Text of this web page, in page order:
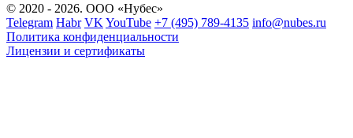
© 2020 - 2026. ООО «Нубес»
Telegram Habr VK YouTube +7 (495) 789-4135 info@nubes.ru
Политика конфиденциальности
Лицензии и сертификаты